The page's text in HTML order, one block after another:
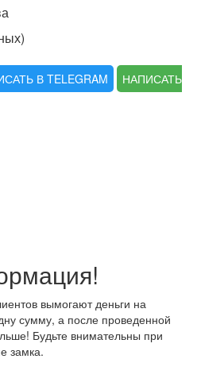
В TELEGRAM
НАПИСАТЬ
вымогают деньги на
сумму, а после проведенной
Будьте внимательны при
замка.